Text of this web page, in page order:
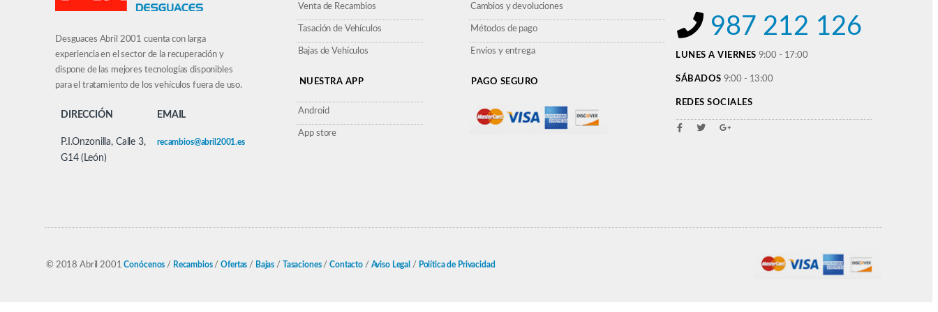
Desguaces Abril 2001 cuenta con larga
experiencia en el sector de la recuperación y
dispone de las mejores tecnologías disponibles
para el tratamiento de los vehículos fuera de uso.
DIRECCIÓN EMAIL
P.I.Onzonilla, Calle 3,
G14 (León)
recambios@abril2001.es
Venta de Recambios
Tasación de Vehículos
Bajas de Vehículos
NUESTRA APP
Android
App store
Cambios y devoluciones
Métodos de pago
Envíos y entrega
PAGO SEGURO
987 212 126
LUNES A VIERNES 9:00 - 17:00
SÁBADOS 9:00 - 13:00
REDES SOCIALES
© 2018 Abril 2001Conócenos / Recambios / Ofertas / Bajas / Tasaciones / Contacto / Aviso Legal / Política de Privacidad